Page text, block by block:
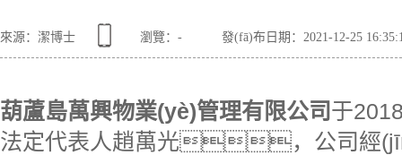
來源：潔博士 瀏覽： - 發(fā)布日期：2021-12-25
葫蘆島萬興物業(yè)管理有限公司于
法定代表人趙萬光，公司經